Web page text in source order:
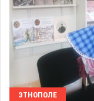
ЭТНОПОЛЕ